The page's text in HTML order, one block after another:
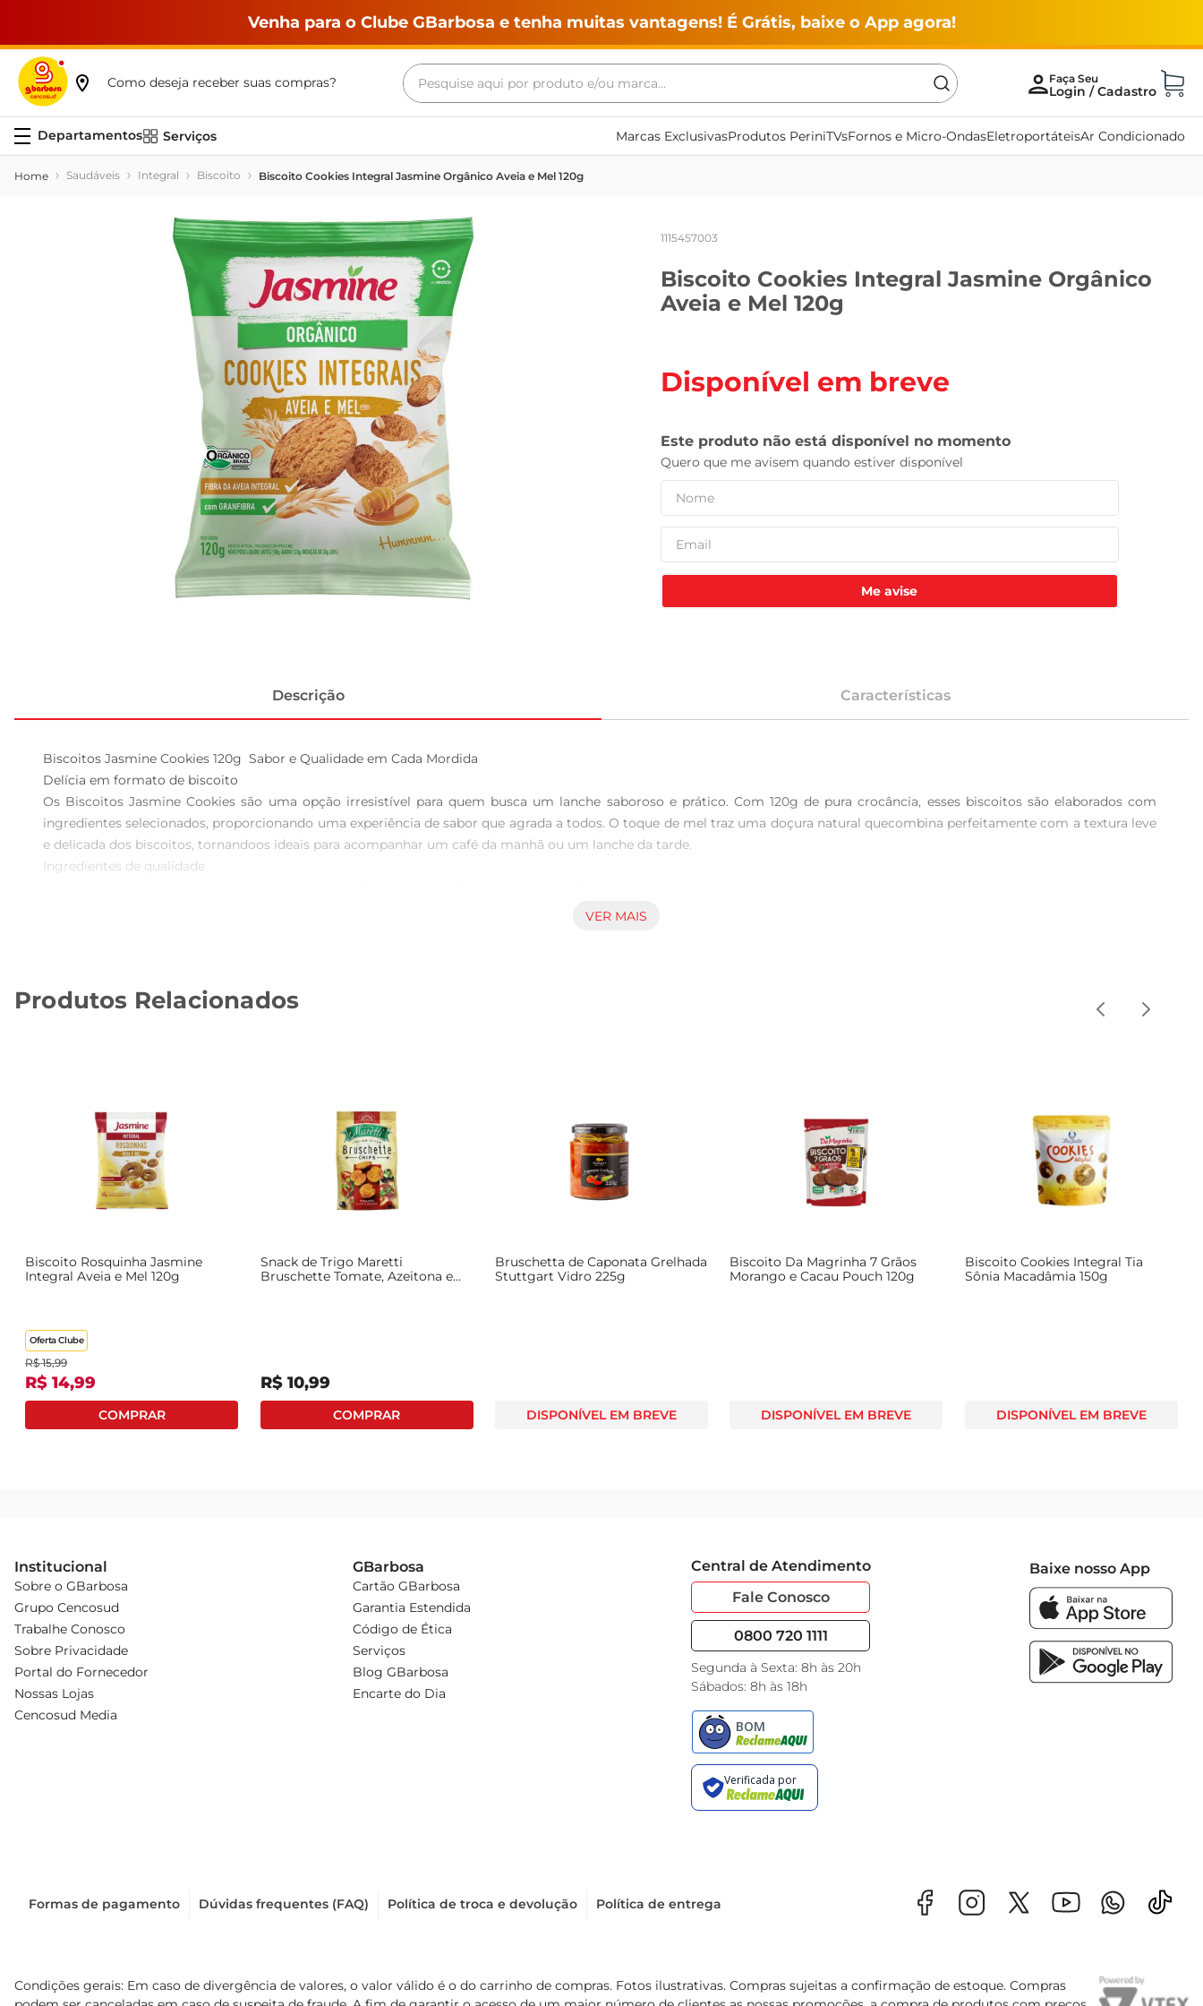
Venha para o Clube GBarbosa e tenha muitas vantagens! É Grátis, baixe o App agora!
Como deseja receber suas compras?
Pesquise aqui por produto e/ou marca...
Serviços Marcas ExclusivasProdutos PeriniTVsFornos e Micro-OndasEletroportáteisAr Condicionado
Saudáveis Integral Biscoito Biscoito Cookies Integral Jasmine Orgânico Aveia e Mel 120g
1115457003
Biscoito Cookies Integral Jasmine Orgânico
Aveia e Mel 120g
Disponível em breve
Me avise
Descrição Características
Biscoitos Jasmine Cookies 120g  Sabor e Qualidade em Cada Mordida
Delícia em formato de biscoito
Os Biscoitos Jasmine Cookies são uma opção irresistível para quem busca um lanche saboroso e prático. Com 120g de pura crocância, esses biscoitos são elaborados com
ingredientes selecionados, proporcionando uma experiência de sabor que agrada a todos. O toque de mel traz uma doçura natural quecombina perfeitamente com a textura leve
e delicada dos biscoitos, tornandoos ideais para acompanhar um café da manhã ou um lanche da tarde.
Ingredientes de qualidade
para aqueles que desejam um lanche saboroso sem abrir mão da saúde. A combinação de aveia e mel não só enriquece o sabor, mas também oferece benefícios nutricionais,
eles se adaptam a diferentes paladares e momentos. Além disso, são perfeitos para levar na bolsa ou na lancheira, garantindo um lanche prático e saboroso em qualquer lugar.
VER MAIS
Produtos Relacionados
Biscoito Rosquinha Jasmine
Integral Aveia e Mel 120g
Oferta Clube
R$ 15,99
R$ 14,99
Snack de Trigo Maretti
Bruschette Tomate, Azeitona e
R$ 10,99
Bruschetta de Caponata Grelhada
Stuttgart Vidro 225g
DISPONÍVEL EM BREVE
Biscoito Da Magrinha 7 Grãos
Morango e Cacau Pouch 120g
DISPONÍVEL EM BREVE
Biscoito Cookies Integral Tia
Sônia Macadâmia 150g
DISPONÍVEL EM BREVE
Institucional
Sobre o GBarbosa
Grupo Cencosud
Trabalhe Conosco
Sobre Privacidade
Portal do Fornecedor
Nossas Lojas
Cencosud Media
GBarbosa
Cartão GBarbosa
Garantia Estendida
Código de Ética
Serviços
Blog GBarbosa
Encarte do Dia
Central de Atendimento
Fale Conosco
0800 720 1111
Segunda à Sexta: 8h às 20h
Sábados: 8h às 18h
Baixe nosso App
Formas de pagamento Dúvidas frequentes (FAQ) Política de troca e devolução Política de entrega
Condições gerais: Em caso de divergência de valores, o valor válido é o do carrinho de compras. Fotos ilustrativas. Compras sujeitas a confirmação de estoque. Compras
Termos mais buscados
maquina lavar
café
cerveja
frango
vinho
leite
leite pó